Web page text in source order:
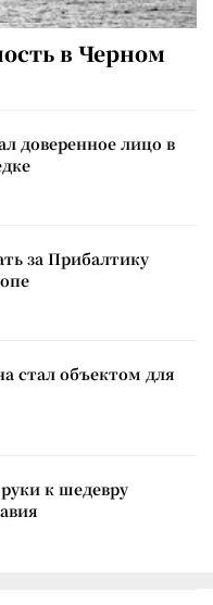
в Черном
доверенное лицо в
за Прибалтику
стал объектом для
к шедевру